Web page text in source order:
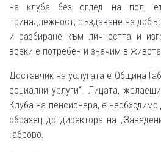
на клуба без оглед на пол,
принадлежност; създаване на
и разбиране към личността и
всеки е потребен и значим в
Доставчик на услугата е Община
социални услуги“. Лицата,
Клуба на пенсионера, е
образец до директора на
Габрово.